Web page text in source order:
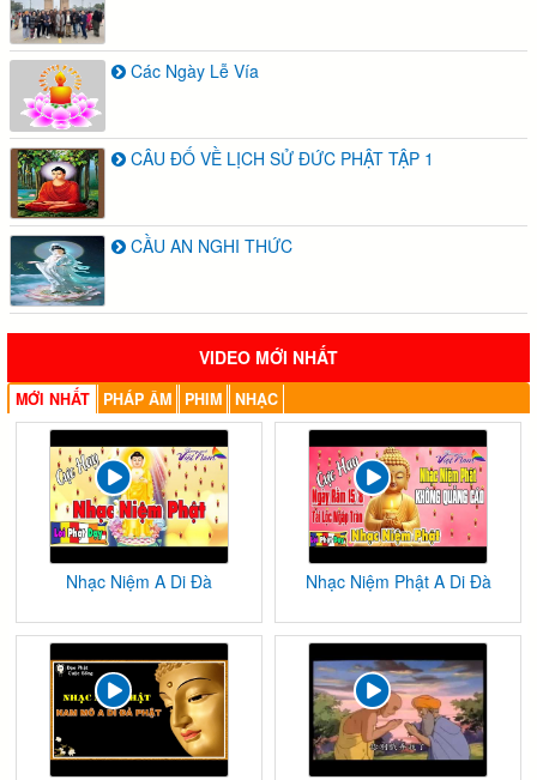
Các Ngày Lễ Vía
CÂU ĐỐ VỀ LỊCH SỬ ĐỨC PHẬT TẬP 1
CẦU AN NGHI THỨC
VIDEO MỚI NHẤT
MỚI NHẤT PHÁP ÂM PHIM NHẠC
Nhạc Niệm A Di Đà Nhạc Niệm Phật A Di Đà